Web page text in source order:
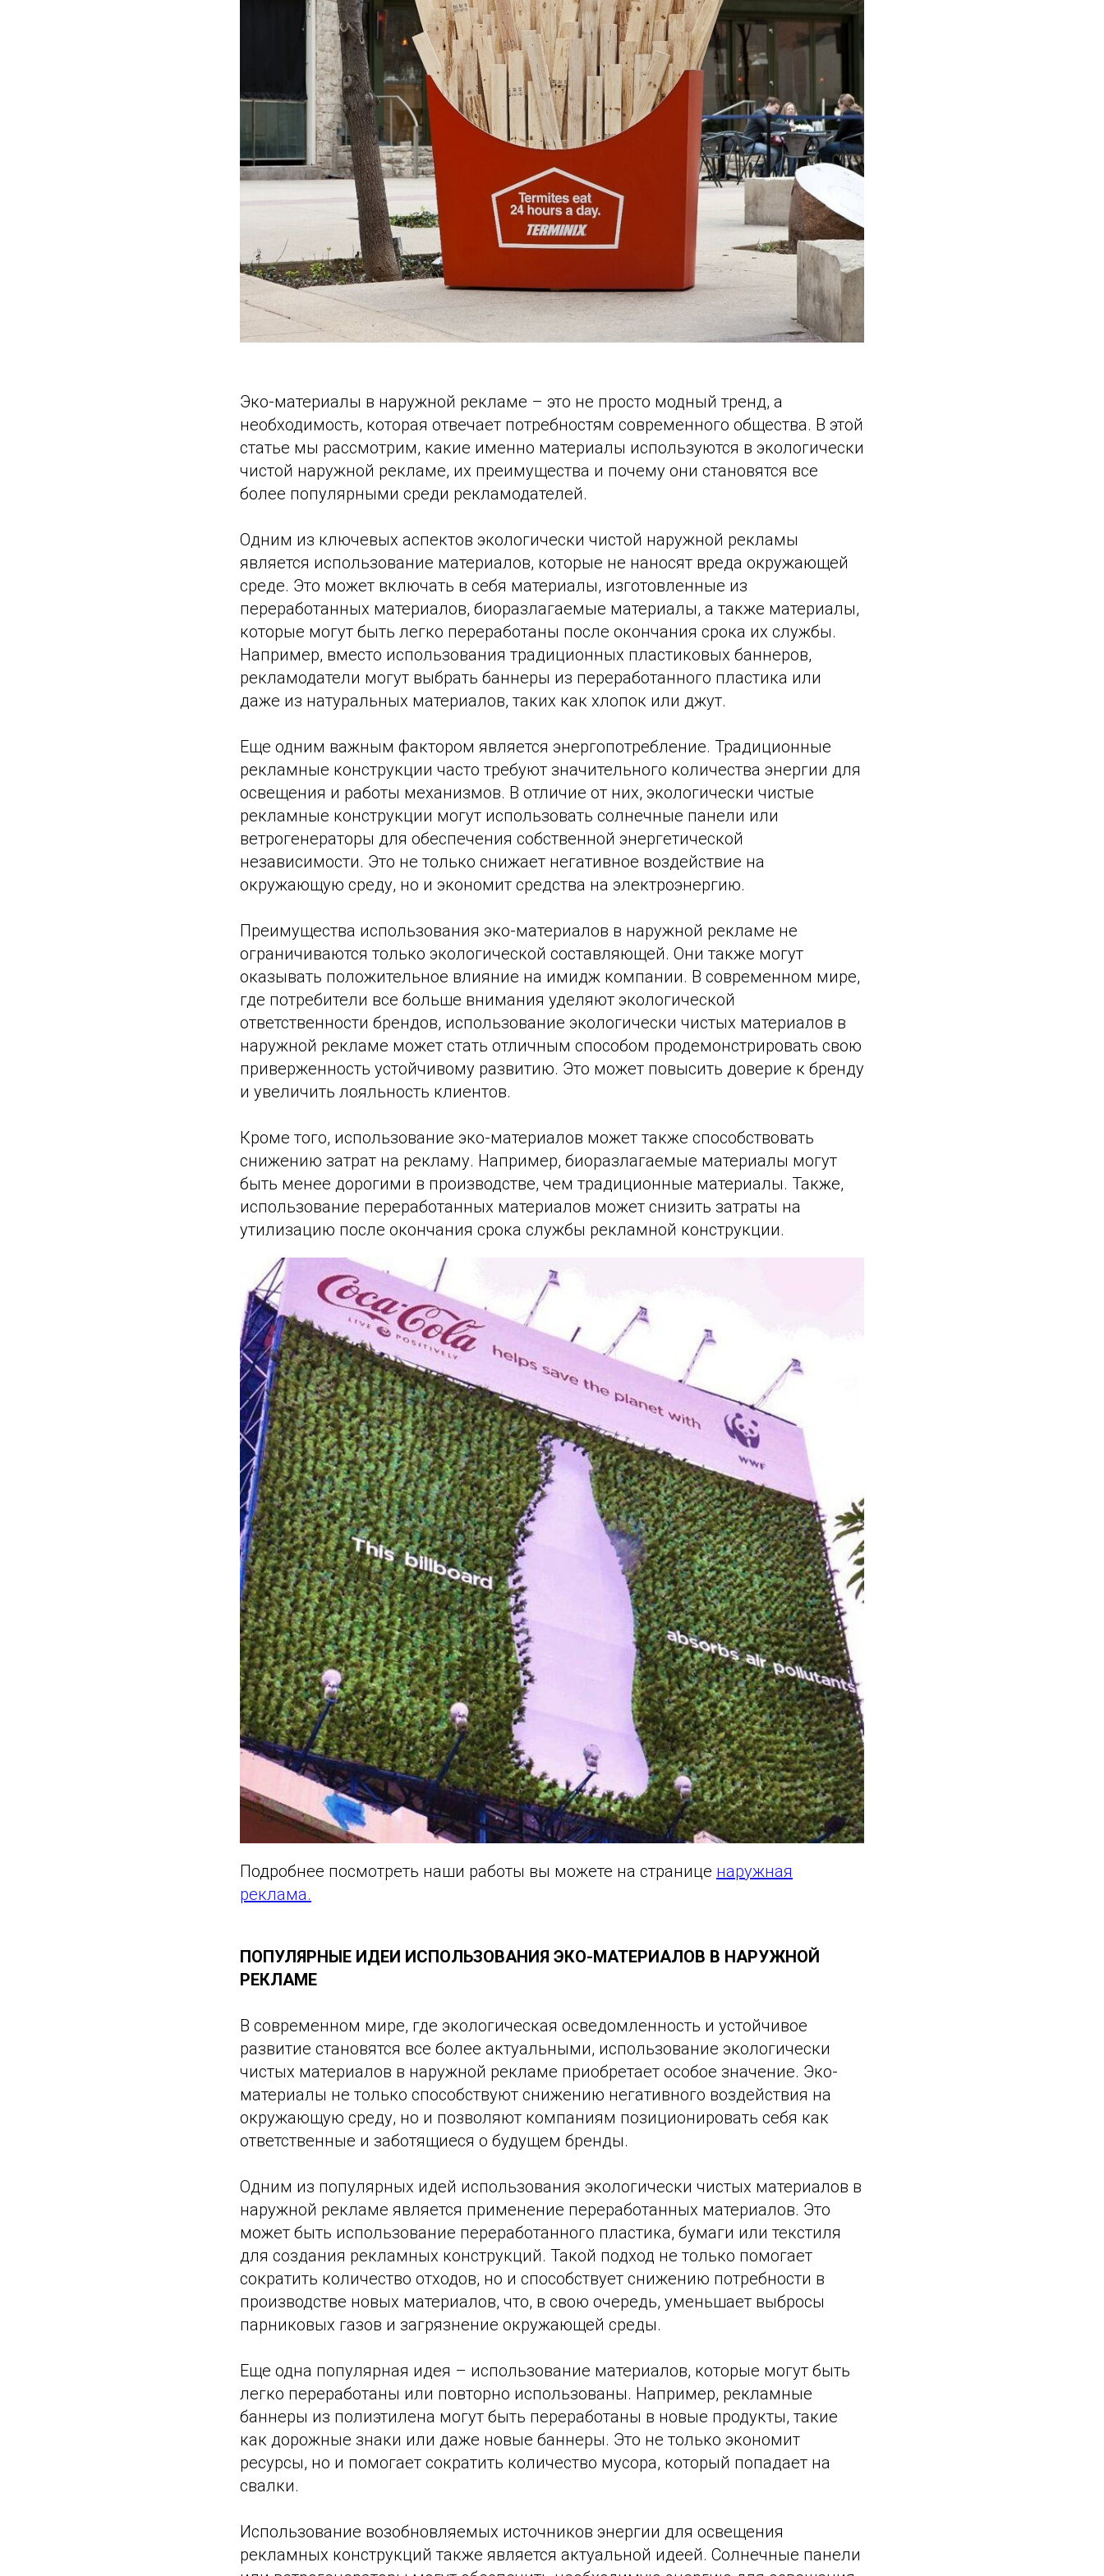
Эко-материалы в наружной рекламе – это не просто модный тренд, а
необходимость, которая отвечает потребностям современного общества. В этой
статье мы рассмотрим, какие именно материалы используются в экологически
чистой наружной рекламе, их преимущества и почему они становятся все
более популярными среди рекламодателей.
Одним из ключевых аспектов экологически чистой наружной рекламы
является использование материалов, которые не наносят вреда окружающей
среде. Это может включать в себя материалы, изготовленные из
переработанных материалов, биоразлагаемые материалы, а также материалы,
которые могут быть легко переработаны после окончания срока их службы.
Например, вместо использования традиционных пластиковых баннеров,
рекламодатели могут выбрать баннеры из переработанного пластика или
даже из натуральных материалов, таких как хлопок или джут.
Еще одним важным фактором является энергопотребление. Традиционные
рекламные конструкции часто требуют значительного количества энергии для
освещения и работы механизмов. В отличие от них, экологически чистые
рекламные конструкции могут использовать солнечные панели или
ветрогенераторы для обеспечения собственной энергетической
независимости. Это не только снижает негативное воздействие на
окружающую среду, но и экономит средства на электроэнергию.
Преимущества использования эко-материалов в наружной рекламе не
ограничиваются только экологической составляющей. Они также могут
оказывать положительное влияние на имидж компании. В современном мире,
где потребители все больше внимания уделяют экологической
ответственности брендов, использование экологически чистых материалов в
наружной рекламе может стать отличным способом продемонстрировать свою
приверженность устойчивому развитию. Это может повысить доверие к бренду
и увеличить лояльность клиентов.
Кроме того, использование эко-материалов может также способствовать
снижению затрат на рекламу. Например, биоразлагаемые материалы могут
быть менее дорогими в производстве, чем традиционные материалы. Также,
использование переработанных материалов может снизить затраты на
утилизацию после окончания срока службы рекламной конструкции.
Подробнее посмотреть наши работы вы можете на странице наружная
реклама.
ПОПУЛЯРНЫЕ ИДЕИ ИСПОЛЬЗОВАНИЯ ЭКО-МАТЕРИАЛОВ В НАРУЖНОЙ
РЕКЛАМЕ
В современном мире, где экологическая осведомленность и устойчивое
развитие становятся все более актуальными, использование экологически
чистых материалов в наружной рекламе приобретает особое значение. Эко-
материалы не только способствуют снижению негативного воздействия на
окружающую среду, но и позволяют компаниям позиционировать себя как
ответственные и заботящиеся о будущем бренды.
Одним из популярных идей использования экологически чистых материалов в
наружной рекламе является применение переработанных материалов. Это
может быть использование переработанного пластика, бумаги или текстиля
для создания рекламных конструкций. Такой подход не только помогает
сократить количество отходов, но и способствует снижению потребности в
производстве новых материалов, что, в свою очередь, уменьшает выбросы
парниковых газов и загрязнение окружающей среды.
Еще одна популярная идея – использование материалов, которые могут быть
легко переработаны или повторно использованы. Например, рекламные
баннеры из полиэтилена могут быть переработаны в новые продукты, такие
как дорожные знаки или даже новые баннеры. Это не только экономит
ресурсы, но и помогает сократить количество мусора, который попадает на
свалки.
Использование возобновляемых источников энергии для освещения
рекламных конструкций также является актуальной идеей. Солнечные панели